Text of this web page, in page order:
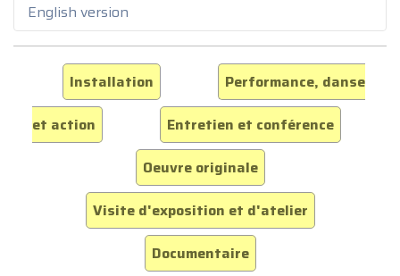
English version
Installation
Performance, danse
et action
Entretien et conférence
Oeuvre originale
Visite d'exposition et d'atelier
Documentaire